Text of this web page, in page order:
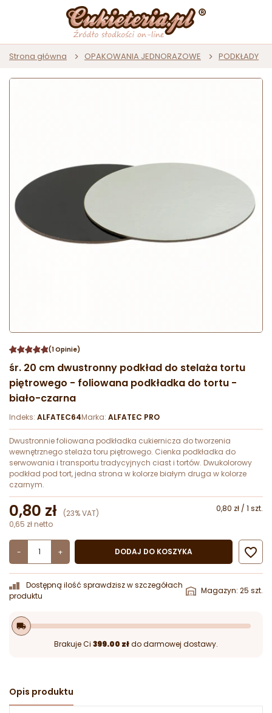
Strona główna OPAKOWANIA JEDNORAZOWE PODKŁADY
(1 Opinie)
śr. 20 cm dwustronny podkład do stelaża tortu
piętrowego - foliowana podkładka do tortu -
biało-czarna
Indeks: ALFATEC64Marka: ALFATEC PRO
Dwustronnie foliowana podkładka cukiernicza do tworzenia
wewnętrznego stelaża toru piętrowego. Cienka podkładka do
serwowania i transportu tradycyjnych ciast i tortów. Dwukolorowy
podkład pod tort, jedna strona w kolorze białym druga w kolorze
czarnym.
0,80 zł (23% VAT)
0,80 zł / 1 szt.
0,65 zł netto
- + DODAJ DO KOSZYKA 
Dostępną ilość sprawdzisz w szczegółach
produktu
Magazyn: 25 szt.
local_shipping
Brakuje Ci 399.00 złdo darmowej dostawy.
Opis produktu